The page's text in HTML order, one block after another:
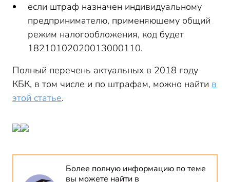
если штраф назначен индивидуальному
предпринимателю, применяющему общий
режим налогообложения, код будет
18210102020013000110.
Полный перечень актуальных в 2018 году
КБК, в том числе и по штрафам, можно найти в
этой статье.
Более полную информацию по теме
вы можете найти в